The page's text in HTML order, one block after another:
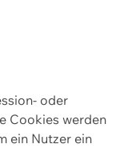
oder
Cookies werden
ein Nutzer ein